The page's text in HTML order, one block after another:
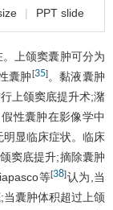
| PPT slide
上颌窦囊肿可分为
囊肿[35]。黏液囊肿
上颌窦底提升术;潴
性囊肿在影像学中
显临床症状。临床
窦底提升;摘除囊肿
等[38]认为,当
囊肿体积超过上颌